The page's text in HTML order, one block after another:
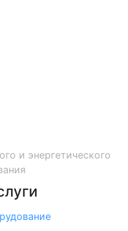
и энергетического